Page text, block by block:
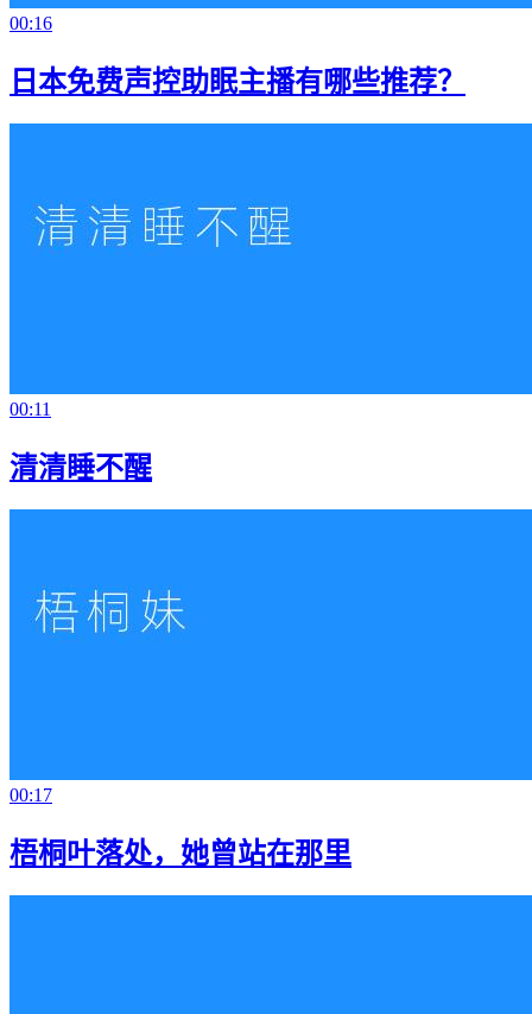
00:16
日本免费声控助眠主播有哪些推荐？
00:11
清清睡不醒
00:17
梧桐叶落处，她曾站在那里